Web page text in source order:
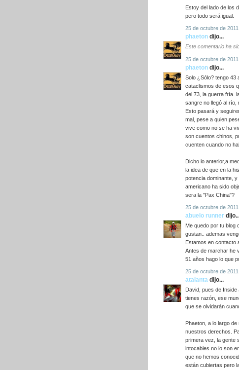
Estoy del lado de los
pero todo será igual.
25 de octubre de
phaeton dijo...
Este comentario ha
25 de octubre de
phaeton dijo...
Solo ¿Sólo? tengo
cataclismos de esos
del 73, la guerra fría.
sangre no llegó al río,
Esto pasará y
mal, pese a quien
vive como no se ha
son cuentos chinos,
cuenten cuando no
Dicho lo anterior,a
la idea de que en la
potencia dominante,
americano ha sido
sera la "Pax China"?
25 de octubre de
abuelo runner
Me quedo por tu blog
gustan.. ademas
Estamos en contacto
Antes de marchar he
51 años hago lo que
25 de octubre de
atalanta dijo...
David, pues de
tienes razón, ese
que se olvidarán
Phaeton, a lo largo
nuestros derechos.
primera vez, la gente
intocables no lo son
que no hemos
están cubiertas pero